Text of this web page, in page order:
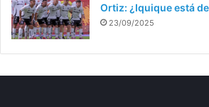
Ortiz: ¿Iquique está
23/09/2025